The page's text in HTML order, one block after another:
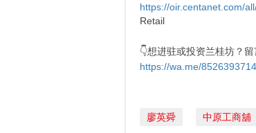
https://oir.centanet.com/
Retail
👇想进驻或投资兰桂坊？
https://wa.me/
廖英舜 中原工商舖